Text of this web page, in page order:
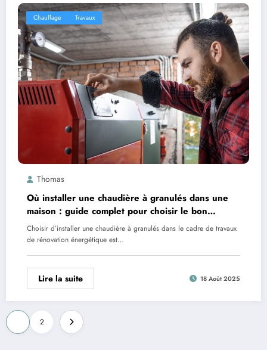
Chauffage Travaux
Thomas
Où installer une chaudière à granulés dans une
maison : guide complet pour choisir le bon
emplacement
Choisir d’installer une chaudière à granulés dans le cadre de travaux
de rénovation énergétique est…
Lire la suite 18 Août 2025
Pagination
des
2